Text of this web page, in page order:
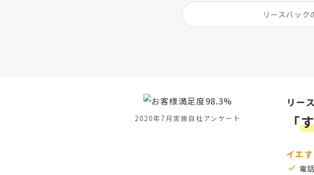
リースバック
2020年7月実施自社アンケート
リー
「
イエ
電